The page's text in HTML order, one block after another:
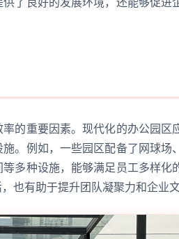
的重要因素。现代化的办公园区
。例如，一些园区配备了网球场
多种设施，能够满足员工多样化
也有助于提升团队凝聚力和企业文